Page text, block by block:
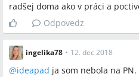
radšej doma ako v práci a
Odpovedz
ingelika78 • 12. dec 2018
@ideapad ja som nebola na